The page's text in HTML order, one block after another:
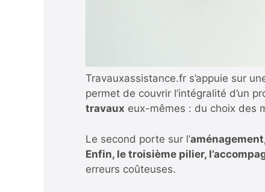
Travauxassistance.fr s’appuie sur
permet de couvrir l’intégralité d’un
travaux eux-mêmes : du choix des
Le second porte sur l’
Enfin, le troisième pilier,
erreurs coûteuses.